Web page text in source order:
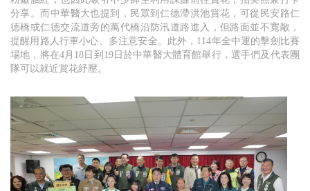
分享。而中華醫大也提到，民眾到仁德滯洪池賞花，可從民安路仁
德橋或仁德交流道旁的萬代橋沿防汛道路進入，但路面並不寬敞，
提醒用路人行車小心、多注意安全。此外，114年全中運的擊劍比賽
場地，將在4月18日到19日於中華醫大體育館舉行，選手們及代表團
隊可以就近賞花紓壓。